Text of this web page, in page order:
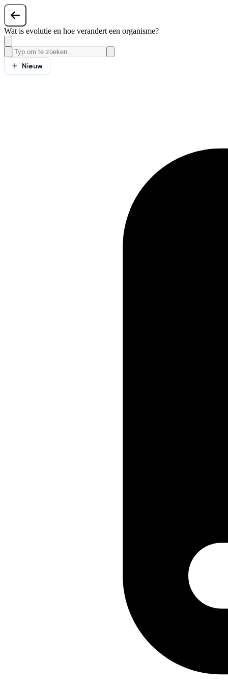
Wat is evolutie en hoe verandert een organisme?
Nieuw